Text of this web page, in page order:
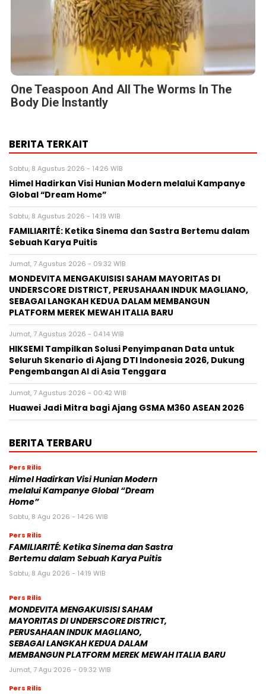
One Teaspoon And All The Worms In The
Body Die Instantly
BERITA TERKAIT
Sabtu, 8 Agustus 2026 - 14:26 WIB
Himel Hadirkan Visi Hunian Modern melalui Kampanye
Global “Dream Home”
Sabtu, 8 Agustus 2026 - 14:19 WIB
FAMILIARITÉ: Ketika Sinema dan Sastra Bertemu dalam
Sebuah Karya Puitis
Jumat, 7 Agustus 2026 - 09:32 WIB
MONDEVITA MENGAKUISISI SAHAM MAYORITAS DI
UNDERSCORE DISTRICT, PERUSAHAAN INDUK MAGLIANO,
SEBAGAI LANGKAH KEDUA DALAM MEMBANGUN
PLATFORM MEREK MEWAH ITALIA BARU
Jumat, 7 Agustus 2026 - 04:14 WIB
HIKSEMI Tampilkan Solusi Penyimpanan Data untuk
Seluruh Skenario di Ajang DTI Indonesia 2026, Dukung
Pengembangan AI di Asia Tenggara
Jumat, 7 Agustus 2026 - 00:42 WIB
Huawei Jadi Mitra bagi Ajang GSMA M360 ASEAN 2026
BERITA TERBARU
Pers Rilis
Himel Hadirkan Visi Hunian Modern
melalui Kampanye Global “Dream
Home”
Sabtu, 8 Agu 2026 - 14:26 WIB
Pers Rilis
FAMILIARITÉ: Ketika Sinema dan Sastra
Bertemu dalam Sebuah Karya Puitis
Sabtu, 8 Agu 2026 - 14:19 WIB
Pers Rilis
MONDEVITA MENGAKUISISI SAHAM
MAYORITAS DI UNDERSCORE DISTRICT,
PERUSAHAAN INDUK MAGLIANO,
SEBAGAI LANGKAH KEDUA DALAM
MEMBANGUN PLATFORM MEREK MEWAH ITALIA BARU
Jumat, 7 Agu 2026 - 09:32 WIB
Pers Rilis